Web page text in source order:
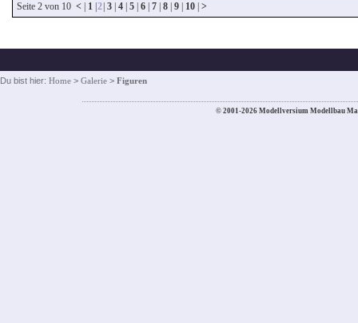
Seite 2 von 10 < 1 2 3 4 5 6 7 8 9 10 >
Du bist hier: Home > Galerie > Figuren
© 2001-2026 Modellversium Modellbau